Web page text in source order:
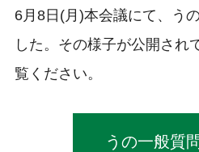
6月8日(月)本会議にて、う
した。その様子が公開され
覧ください。
うの一般質